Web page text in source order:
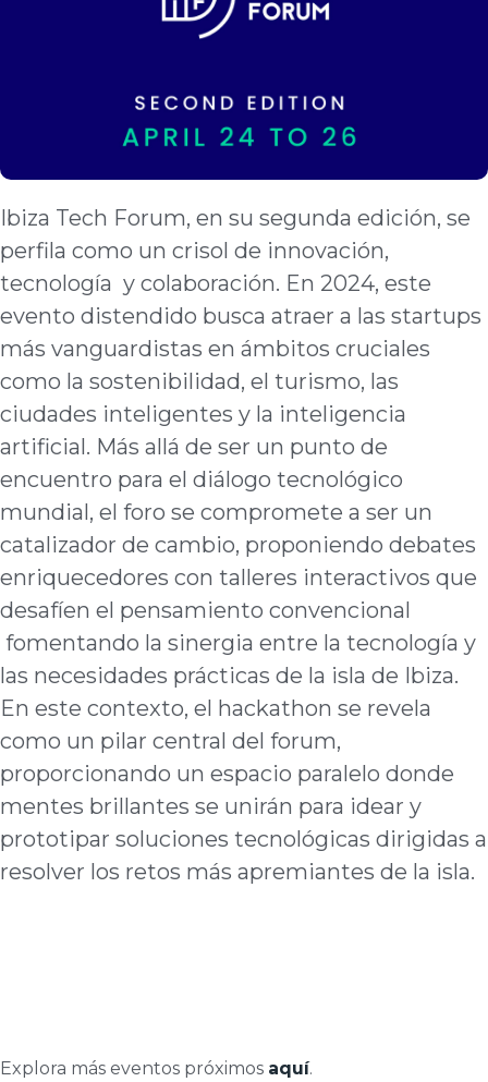
Ibiza Tech Forum, en su segunda edición, se
perfila como un crisol de innovación,
tecnología y colaboración. En 2024, este
evento distendido busca atraer a las startups
más vanguardistas en ámbitos cruciales
como la sostenibilidad, el turismo, las
ciudades inteligentes y la inteligencia
artificial. Más allá de ser un punto de
encuentro para el diálogo tecnológico
mundial, el foro se compromete a ser un
catalizador de cambio, proponiendo debates
enriquecedores con talleres interactivos que
desafíen el pensamiento convencional
fomentando la sinergia entre la tecnología y
las necesidades prácticas de la isla de Ibiza.
En este contexto, el hackathon se revela
como un pilar central del forum,
proporcionando un espacio paralelo donde
mentes brillantes se unirán para idear y
prototipar soluciones tecnológicas dirigidas a
resolver los retos más apremiantes de la isla.
Explora más eventos próximos aquí.